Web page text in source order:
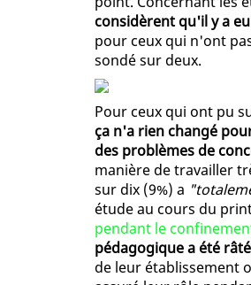
considèrent qu'il y a
pour ceux qui n'ont
sondé sur deux.
Pour ceux qui ont pu
ça n'a rien changé
des problèmes de
manière de travailler
sur dix (9%) a
étude au cours du
pendant le
pédagogique a été
de leur établissement